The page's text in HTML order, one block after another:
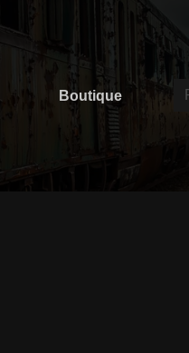
Boutique